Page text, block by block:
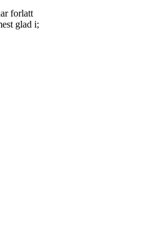
forlatt
glad i;